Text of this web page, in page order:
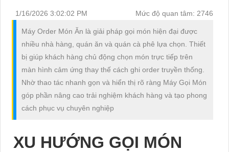
1/16/2026 3:02:02 PM Mức độ quan tâm: 2746
Máy Order Món Ăn là giải pháp gọi món hiện đại được
nhiều nhà hàng, quán ăn và quán cà phê lựa chọn. Thiết
bị giúp khách hàng chủ động chọn món trực tiếp trên
màn hình cảm ứng thay thế cách ghi order truyền thống.
Nhờ thao tác nhanh gọn và hiển thị rõ ràng Máy Gọi Món
góp phần nâng cao trải nghiệm khách hàng và tạo phong
cách phục vụ chuyên nghiệp
XU HƯỚNG GỌI MÓN